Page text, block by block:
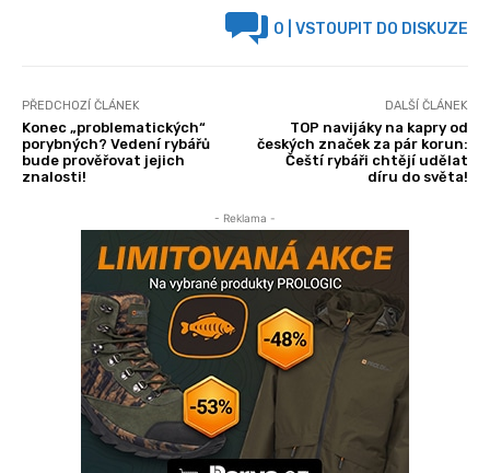
0 | VSTOUPIT DO DISKUZE
PŘEDCHOZÍ ČLÁNEK
Konec „problematických“
porybných? Vedení rybářů
bude prověřovat jejich
znalosti!
DALŠÍ ČLÁNEK
TOP navijáky na kapry od
českých značek za pár korun:
Čeští rybáři chtějí udělat
díru do světa!
- Reklama -